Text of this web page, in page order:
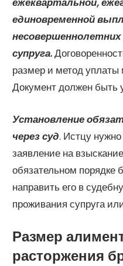
единовременной
супруга.
размер и метод
Документ должен быть
Установление
через суд. Истцу
заявление на
обязательном порядке
направить его в
проживания супруга
Размер
расторжения